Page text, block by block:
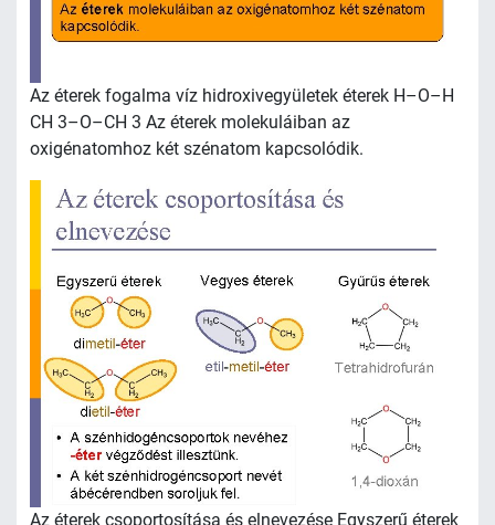
Az éterek fogalma víz hidroxivegyületek éterek H–O–H
CH 3–O–CH 3 Az éterek molekuláiban az
oxigénatomhoz két szénatom kapcsolódik.
Az éterek csoportosítása és elnevezése Egyszerű éterek